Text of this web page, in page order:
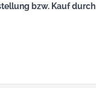
bzw. Kauf durch